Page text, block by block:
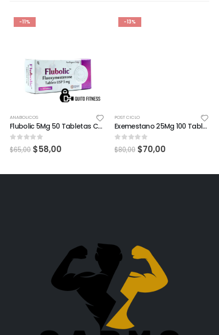
-11%
ANABOLICOS
Flubolic 5Mg 50 Tabletas Cooper Pharma
0 out of 5
$65,00 $58,00
-13%
POST CICLO
Exemestano 25Mg 100 Tabletas Cooper Pharma
0 out of 5
$80,00 $70,00